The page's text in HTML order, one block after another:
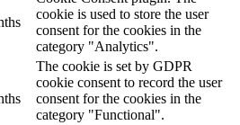
cookie is used to store the user
consent for the cookies in the
category "Analytics".
The cookie is set by GDPR
cookie consent to record the user
consent for the cookies in the
category "Functional".